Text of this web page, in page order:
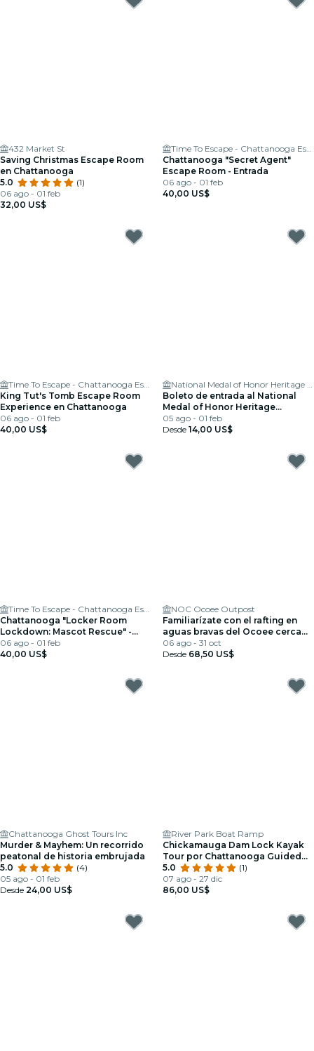
432 Market St
Saving Christmas Escape Room
en Chattanooga
5.0
(1)
06 ago - 01 feb
32,00 US$
Time To Escape - Chattanooga Escape Room
Chattanooga "Secret Agent"
Escape Room - Entrada
06 ago - 01 feb
40,00 US$
Time To Escape - Chattanooga Escape Room
King Tut's Tomb Escape Room
Experience en Chattanooga
06 ago - 01 feb
40,00 US$
National Medal of Honor Heritage Center
Boleto de entrada al National
Medal of Honor Heritage
Museum en Chattanooga
05 ago - 01 feb
Desde 14,00 US$
Time To Escape - Chattanooga Escape Room
Chattanooga "Locker Room
Lockdown: Mascot Rescue" -
Boleto de admisión para escape
room
06 ago - 01 feb
40,00 US$
NOC Ocoee Outpost
Familiarízate con el rafting en
aguas bravas del Ocoee cerca
de Chattanooga, TN
06 ago - 31 oct
Desde 68,50 US$
Chattanooga Ghost Tours Inc
Murder & Mayhem: Un recorrido
peatonal de historia embrujada
5.0
(4)
05 ago - 01 feb
Desde 24,00 US$
River Park Boat Ramp
Chickamauga Dam Lock Kayak
Tour por Chattanooga Guided
Adventures
5.0
(1)
07 ago - 27 dic
86,00 US$